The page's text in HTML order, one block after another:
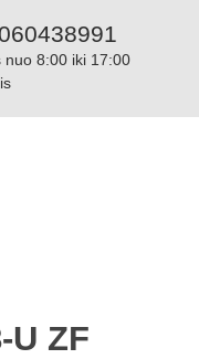
nuo 8:00 iki 17:00
U ZF